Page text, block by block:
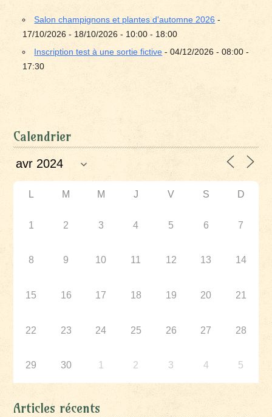
Salon champignons et plantes d'automne 2026 -
17/10/2026 - 18/10/2026 - 10:00 - 18:00
Inscription test à une sortie fictive - 04/12/2026 - 08:00 -
17:30
Calendrier
L M M J V S D
1 2 3 4 5 6 7
8 9 10 11 12 13 14
15 16 17 18 19 20 21
22 23 24 25 26 27 28
29 30 1 2 3 4 5
Articles récents